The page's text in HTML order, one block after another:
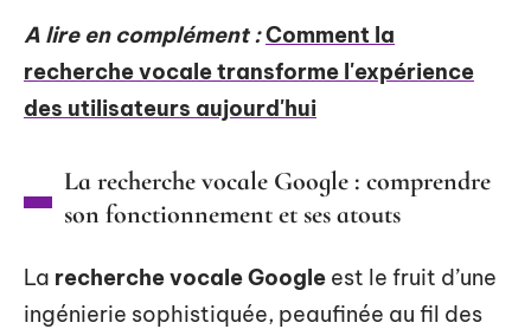
A lire en complément :Comment la
recherche vocale transforme l'expérience
des utilisateurs aujourd'hui
La recherche vocale Google : comprendre
son fonctionnement et ses atouts
La recherche vocale Google est le fruit d’une
ingénierie sophistiquée, peaufinée au fil des